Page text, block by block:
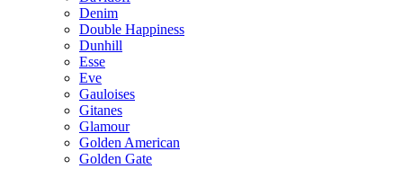
Denim
Double Happiness
Dunhill
Esse
Eve
Gauloises
Gitanes
Glamour
Golden American
Golden Gate